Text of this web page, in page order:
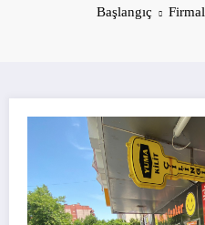
Başlangıç